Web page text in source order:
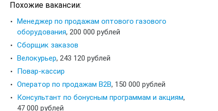
Похожие вакансии:
Менеджер по продажам оптового газового
оборудования, 200 000 рублей
Сборщик заказов
Велокурьер, 243 120 рублей
Повар-кассир
Оператор по продажам B2B, 150 000 рублей
Консультант по бонусным программам и акциям,
47 000 рублей